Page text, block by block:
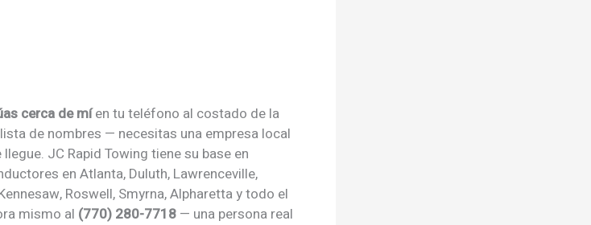
cerca de míen tu teléfono al costado de la
de nombres — necesitas una empresa local
JC Rapid Towing tiene su base en
en Atlanta, Duluth, Lawrenceville,
Roswell, Smyrna, Alpharetta y todo el
mismo al (770) 280-7718 — una persona real